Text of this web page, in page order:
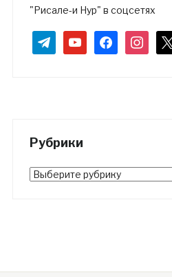
"Рисале-и Нур" в соцсетях
telegramyoutubefacebookinstagram
Рубрики
Рубрики